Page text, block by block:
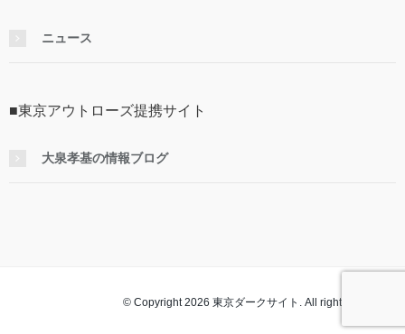
ニュース
■東京アウトローズ提携サイト
大泉孝基の情報ブログ
© Copyright 2026 東京ダークサイト. All rights reserved.